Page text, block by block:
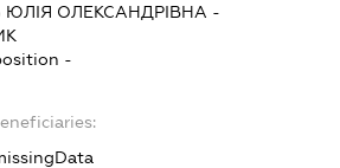
ЮЛІЯ ОЛЕКСАНДРІВНА -
-